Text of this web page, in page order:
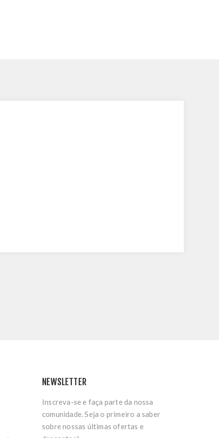
NEWSLETTER
Inscreva-se e faça parte da nossa
comunidade. Seja o primeiro a saber
sobre nossas últimas ofertas e